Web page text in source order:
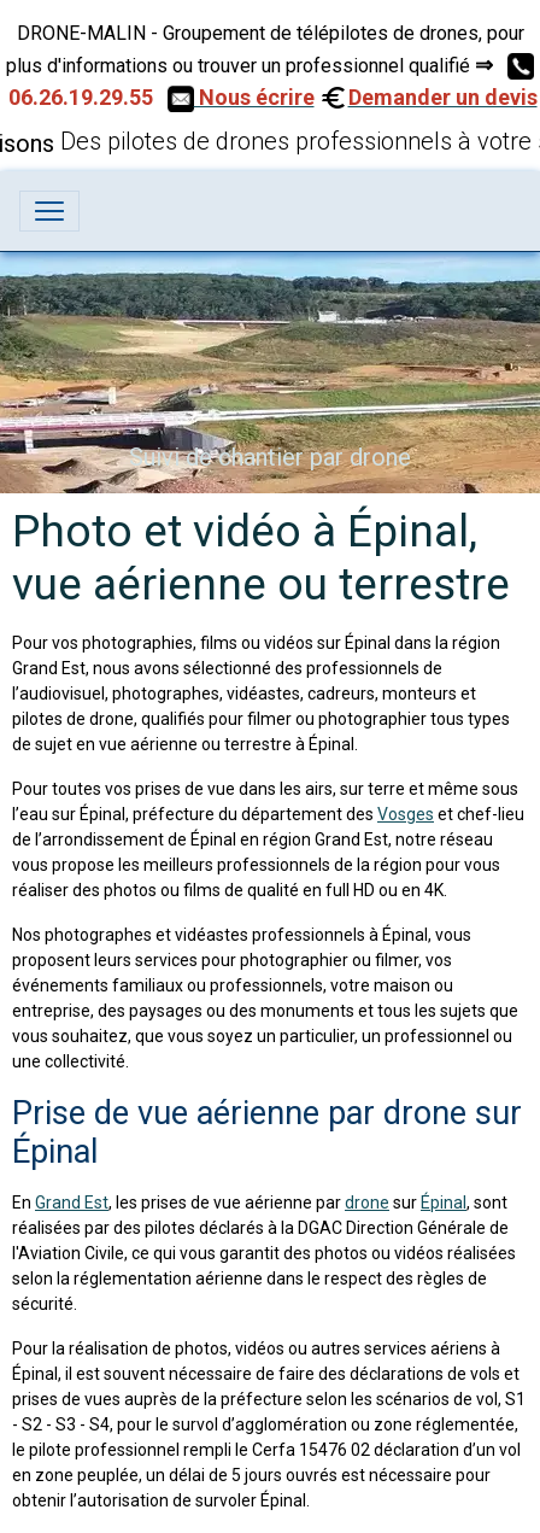
DRONE-MALIN - Groupement de télépilotes de drones, pour
plus d'informations ou trouver un professionnel qualifié ⇒
06.26.19.29.55
Nous écrire Demander un devis
Des pilotes de drones professionnels à votre
Suivi de chantier par drone
Photo et vidéo à Épinal,
vue aérienne ou terrestre
Pour vos photographies, films ou vidéos sur Épinal dans la région
Grand Est, nous avons sélectionné des professionnels de
l’audiovisuel, photographes, vidéastes, cadreurs, monteurs et
pilotes de drone, qualifiés pour filmer ou photographier tous types
de sujet en vue aérienne ou terrestre à Épinal.
Pour toutes vos prises de vue dans les airs, sur terre et même sous
l’eau sur Épinal, préfecture du département des Vosges et chef-lieu
de l’arrondissement de Épinal en région Grand Est, notre réseau
vous propose les meilleurs professionnels de la région pour vous
réaliser des photos ou films de qualité en full HD ou en 4K.
Nos photographes et vidéastes professionnels à Épinal, vous
proposent leurs services pour photographier ou filmer, vos
événements familiaux ou professionnels, votre maison ou
entreprise, des paysages ou des monuments et tous les sujets que
vous souhaitez, que vous soyez un particulier, un professionnel ou
une collectivité.
Prise de vue aérienne par drone sur
Épinal
En Grand Est, les prises de vue aérienne pardrone sur Épinal , sont
réalisées par des pilotes déclarés à la DGAC Direction Générale de
l'Aviation Civile, ce qui vous garantit des photos ou vidéos réalisées
selon la réglementation aérienne dans le respect des règles de
sécurité.
Pour la réalisation de photos, vidéos ou autres services aériens à
Épinal, il est souvent nécessaire de faire des déclarations de vols et
prises de vues auprès de la préfecture selon les scénarios de vol, S1
- S2 - S3 - S4, pour le survol d’agglomération ou zone réglementée,
le pilote professionnel rempli le Cerfa 15476 02 déclaration d’un vol
en zone peuplée, un délai de 5 jours ouvrés est nécessaire pour
obtenir l’autorisation de survoler Épinal.